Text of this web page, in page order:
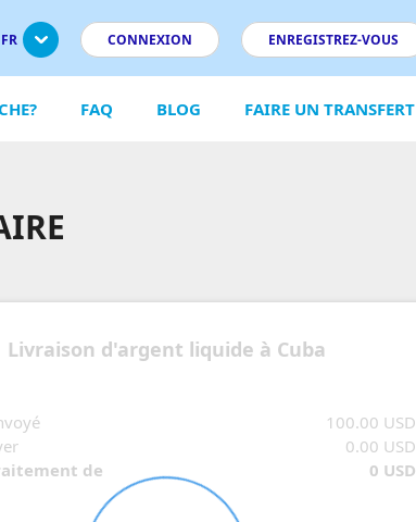
FR CONNEXION ENREGISTREZ-VOUS
FAQ BLOG FAIRE UN TRANSFERT
Livraison d'argent liquide à Cuba
de
100.00 USD
0.00 USD
0 USD